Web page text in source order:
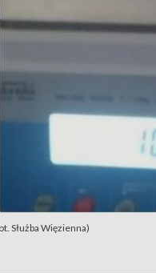
Służba Więzienna)